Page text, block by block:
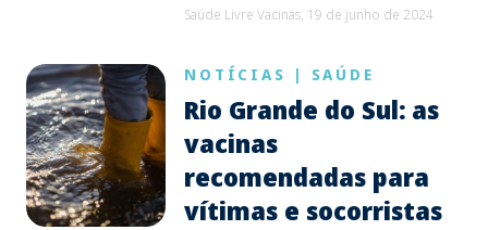
Saúde Livre Vacinas, 19 de junho de 2024
NOTÍCIAS | SAÚDE
Rio Grande do Sul: as
vacinas
recomendadas para
vítimas e socorristas